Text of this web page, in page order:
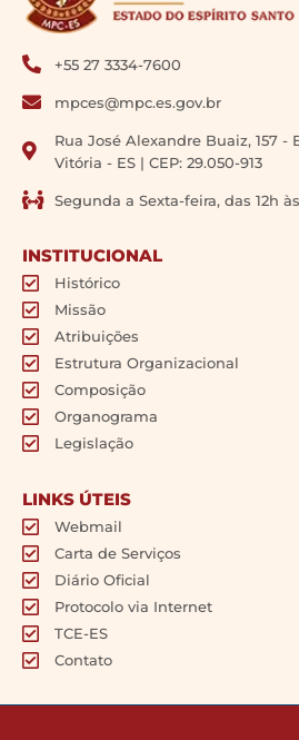
+55 27 3334-7600
mpces@mpc.es.gov.br
Rua José Alexandre Buaiz, 157 -
Vitória - ES | CEP: 29.050-913
Segunda a Sexta-feira, das 12h
INSTITUCIONAL
Histórico
Missão
Atribuições
Estrutura Organizacional
Composição
Organograma
Legislação
LINKS ÚTEIS
Webmail
Carta de Serviços
Diário Oficial
Protocolo via Internet
TCE-ES
Contato